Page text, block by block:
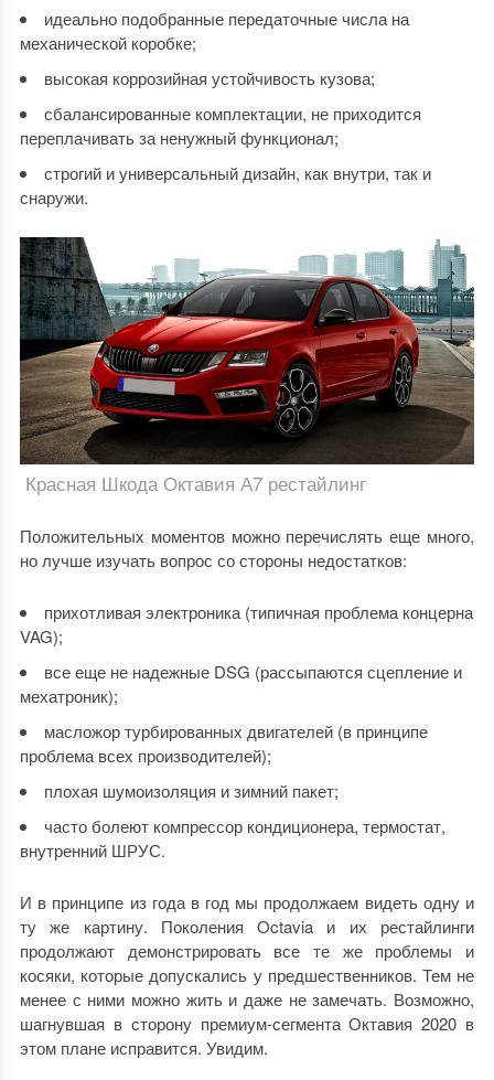
идеально подобранные передаточные числа на
механической коробке;
высокая коррозийная устойчивость кузова;
сбалансированные комплектации, не приходится
переплачивать за ненужный функционал;
строгий и универсальный дизайн, как внутри, так и
снаружи.
Красная Шкода Октавия А7 рестайлинг
Положительных моментов можно перечислять еще много,
но лучше изучать вопрос со стороны недостатков:
прихотливая электроника (типичная проблема концерна
VAG);
все еще не надежные DSG (рассыпаются сцепление и
мехатроник);
масложор турбированных двигателей (в принципе
проблема всех производителей);
плохая шумоизоляция и зимний пакет;
часто болеют компрессор кондиционера, термостат,
внутренний ШРУС.
И в принципе из года в год мы продолжаем видеть одну и
ту же картину. Поколения Octavia и их рестайлинги
продолжают демонстрировать все те же проблемы и
косяки, которые допускались у предшественников. Тем не
менее с ними можно жить и даже не замечать. Возможно,
шагнувшая в сторону премиум-сегмента Октавия 2020 в
этом плане исправится. Увидим.